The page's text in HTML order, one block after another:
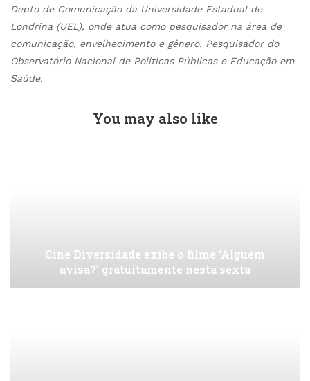
Depto de Comunicação da Universidade Estadual de
Londrina (UEL), onde atua como pesquisador na área de
comunicação, envelhecimento e gênero. Pesquisador do
Observatório Nacional de Políticas Públicas e Educação em
Saúde.
You may also like
Cine Diversidade exibe o filme ‘Alguém
avisa?’ gratuitamente nesta sexta